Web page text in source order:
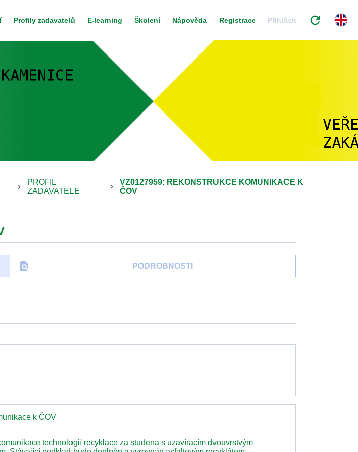
Profily zadavatelů E-learning Školení Nápověda Registrace Přihlásit refresh
keyboard_arrow_right
PROFIL
ZADAVATELE
keyboard_arrow_right
VZ0127959: REKONSTRUKCE KOMUNIKACE K
ČOV
find_in_page PODROBNOSTI
k ČOV
technologií recyklace za studena s uzavíracím dvouvrstvým